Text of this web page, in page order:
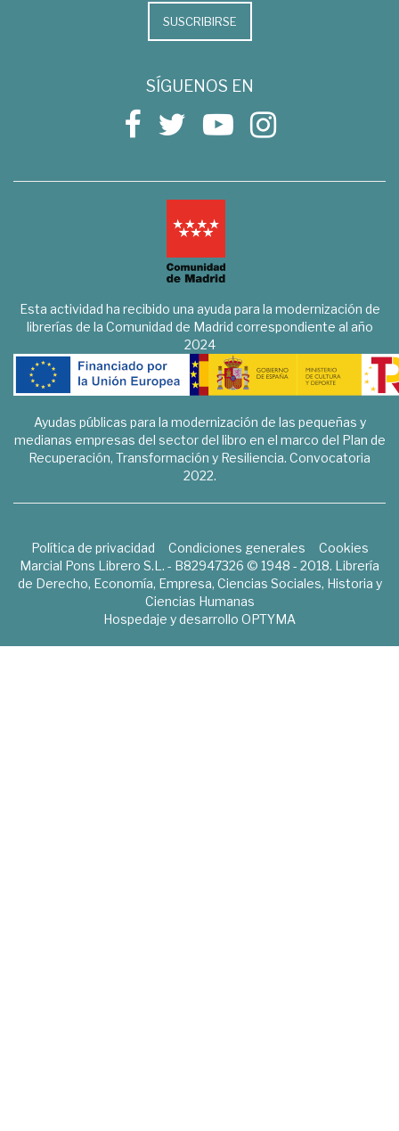
SUSCRIBIRSE
SÍGUENOS EN
Esta actividad ha recibido una ayuda para la modernización de
librerías de la Comunidad de Madrid correspondiente al año
2024
Ayudas públicas para la modernización de las pequeñas y
medianas empresas del sector del libro en el marco del Plan de
Recuperación, Transformación y Resiliencia. Convocatoria
2022.
Política de privacidad Condiciones generales
Cookies
Marcial Pons Librero S.L. - B82947326 © 1948 - 2018. Librería
de Derecho, Economía, Empresa, Ciencias Sociales, Historia y
Ciencias Humanas
Hospedaje y desarrollo OPTYMA